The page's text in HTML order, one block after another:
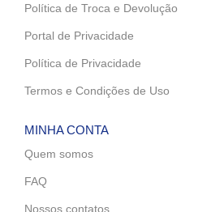
Política de Troca e Devolução
Portal de Privacidade
Política de Privacidade
Termos e Condições de Uso
MINHA CONTA
Quem somos
FAQ
Nossos contatos